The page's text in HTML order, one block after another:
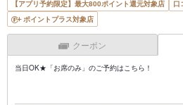
【アプリ予約限定】最大800ポイント還元対象店
口
ポイントプラス対象店
クーポン
当日OK★「お席のみ」のご予約はこちら！